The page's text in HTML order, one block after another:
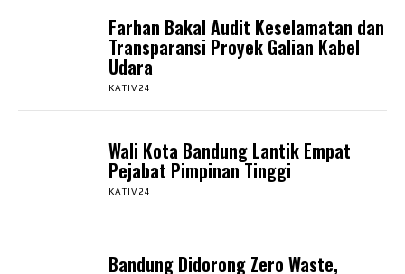
Farhan Bakal Audit Keselamatan dan
Transparansi Proyek Galian Kabel
Udara
KATIV24
Wali Kota Bandung Lantik Empat
Pejabat Pimpinan Tinggi
KATIV24
Bandung Didorong Zero Waste,